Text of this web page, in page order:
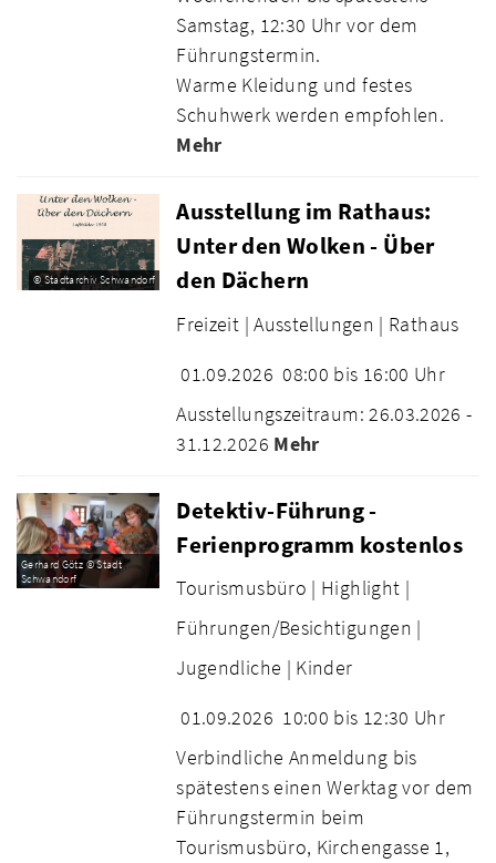
Samstag, 12:30 Uhr vor dem
Führungstermin.
Warme Kleidung und festes
Schuhwerk werden empfohlen.
Mehr
© Stadtarchiv Schwandorf
Ausstellung im Rathaus:
Unter den Wolken - Über
den Dächern
Freizeit | Ausstellungen | Rathaus
01.09.2026 08:00 bis 16:00 Uhr
Ausstellungszeitraum: 26.03.2026 -
31.12.2026 Mehr
Gerhard Götz © Stadt
Schwandorf
Detektiv-Führung -
Ferienprogramm kostenlos
Tourismusbüro | Highlight |
Führungen/Besichtigungen |
Jugendliche | Kinder
01.09.2026 10:00 bis 12:30 Uhr
Verbindliche Anmeldung bis
spätestens einen Werktag vor dem
Führungstermin beim
Tourismusbüro, Kirchengasse 1,